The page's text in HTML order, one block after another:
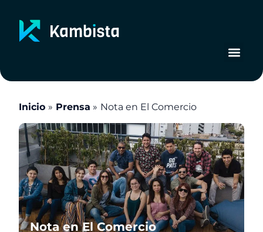
contenido
Inicio Prensa Nota en El Comercio
Nota en El Comercio